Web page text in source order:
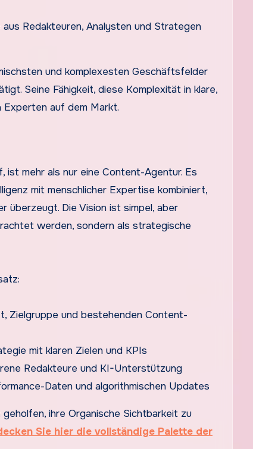
Redakteuren, Analysten und Strategen
und komplexesten Geschäftsfelder
Seine Fähigkeit, diese Komplexität in klare,
auf dem Markt.
ist mehr als nur eine Content-Agentur. Es
mit menschlicher Expertise kombiniert,
überzeugt. Die Vision ist simpel, aber
werden, sondern als strategische
Zielgruppe und bestehenden Content-
mit klaren Zielen und KPIs
Redakteure und KI-Unterstützung
Daten und algorithmischen Updates
ihre Organische Sichtbarkeit zu
Sie hier die vollständige Palette der